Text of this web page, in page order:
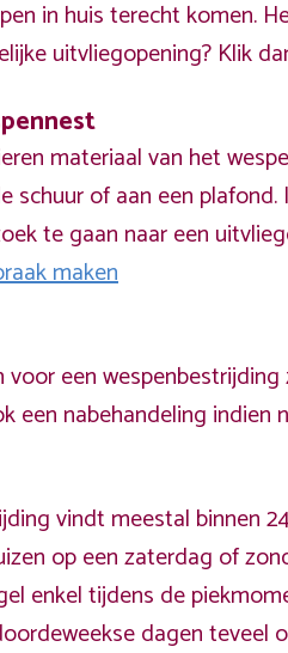
in huis terecht komen.
uitvliegopening? Klik
materiaal van het
schuur of aan een
te gaan naar een
maken
een wespenbestrijding
een nabehandeling indien
vindt meestal binnen
op een zaterdag of
enkel tijdens de
dagen teveel